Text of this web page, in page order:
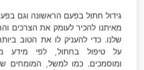
גידול חתול בפעם הראשונה וגם
מאיתנו להכיר לעומק את הצרכים
שלנו. כדי להעניק לו את הטוב
על טיפול בחתול, לפי מידע
ומוסמכים. כמו למשל, המומחים